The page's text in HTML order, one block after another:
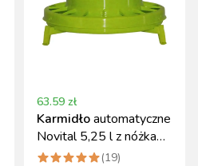
63.59 zł
Karmidłoautomatyczne
Novital 5,25 l z nóżkami
zielone
(19)